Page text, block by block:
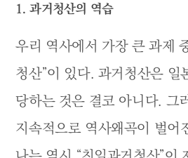
1. 과거청산의 역습
우리 역사에서 가장 큰 과제
청산”이 있다. 과거청산은 일
당하는 것은 결코 아니다. 그
지속적으로 역사왜곡이 벌어